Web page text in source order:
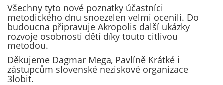
Všechny tyto nové poznatky účastníci
metodického dnu snoezelen velmi ocenili. Do
budoucna připravuje Akropolis další ukázky
rozvoje osobnosti dětí díky touto citlivou
metodou.
Děkujeme Dagmar Mega, Pavlíně Krátké i
zástupcům slovenské neziskové organizace
3lobit.